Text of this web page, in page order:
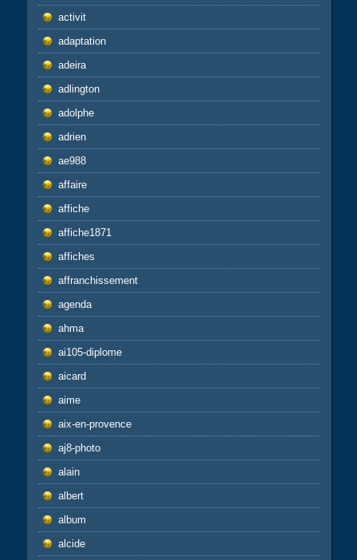
activit
adaptation
adeira
adlington
adolphe
adrien
ae988
affaire
affiche
affiche1871
affiches
affranchissement
agenda
ahma
ai105-diplome
aicard
aime
aix-en-provence
aj8-photo
alain
albert
album
alcide